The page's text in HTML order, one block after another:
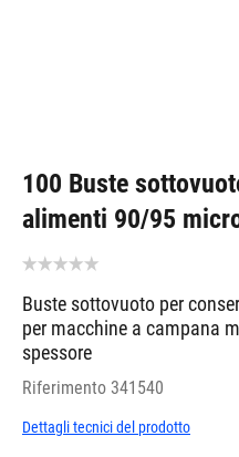
100 Buste
alimenti 90/95
Buste sottovuoto per
per macchine a campana
spessore
Riferimento 341540
Dettagli tecnici del prodotto